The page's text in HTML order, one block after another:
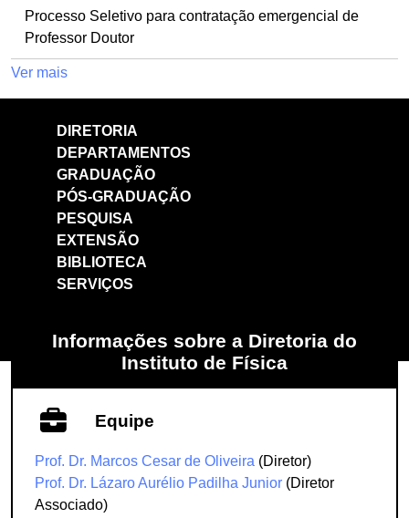
Processo Seletivo para contratação emergencial de
Professor Doutor
Ver mais
DIRETORIA
DEPARTAMENTOS
GRADUAÇÃO
PÓS-GRADUAÇÃO
PESQUISA
EXTENSÃO
BIBLIOTECA
SERVIÇOS
Informações sobre a Diretoria do
Instituto de Física
Equipe
Prof. Dr. Marcos Cesar de Oliveira (Diretor)
Prof. Dr. Lázaro Aurélio Padilha Junior (Diretor
Associado)